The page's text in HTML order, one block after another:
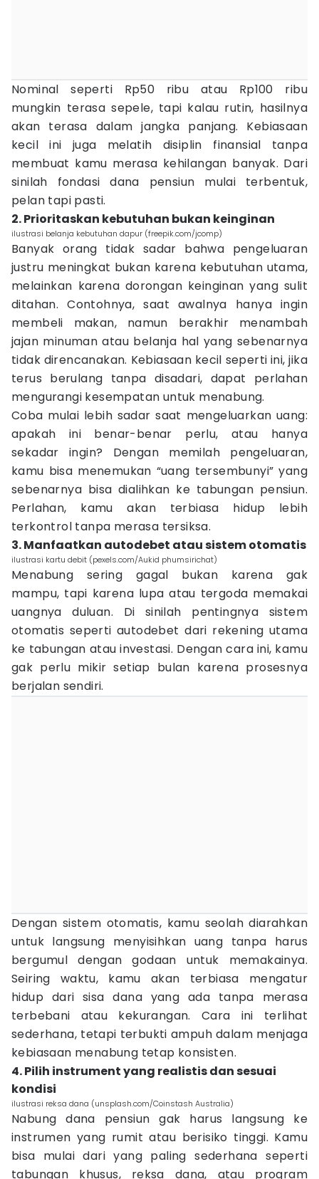
Nominal seperti Rp50 ribu atau Rp100 ribu
mungkin terasa sepele, tapi kalau rutin, hasilnya
akan terasa dalam jangka panjang. Kebiasaan
kecil ini juga melatih disiplin finansial tanpa
membuat kamu merasa kehilangan banyak. Dari
sinilah fondasi dana pensiun mulai terbentuk,
pelan tapi pasti.
2. Prioritaskan kebutuhan bukan keinginan
ilustrasi belanja kebutuhan dapur (freepik.com/jcomp)
Banyak orang tidak sadar bahwa pengeluaran
justru meningkat bukan karena kebutuhan utama,
melainkan karena dorongan keinginan yang sulit
ditahan. Contohnya, saat awalnya hanya ingin
membeli makan, namun berakhir menambah
jajan minuman atau belanja hal yang sebenarnya
tidak direncanakan. Kebiasaan kecil seperti ini, jika
terus berulang tanpa disadari, dapat perlahan
mengurangi kesempatan untuk menabung.
Coba mulai lebih sadar saat mengeluarkan uang:
apakah ini benar-benar perlu, atau hanya
sekadar ingin? Dengan memilah pengeluaran,
kamu bisa menemukan “uang tersembunyi” yang
sebenarnya bisa dialihkan ke tabungan pensiun.
Perlahan, kamu akan terbiasa hidup lebih
terkontrol tanpa merasa tersiksa.
3. Manfaatkan autodebet atau sistem otomatis
ilustrasi kartu debit (pexels.com/Aukid phumsirichat)
Menabung sering gagal bukan karena gak
mampu, tapi karena lupa atau tergoda memakai
uangnya duluan. Di sinilah pentingnya sistem
otomatis seperti autodebet dari rekening utama
ke tabungan atau investasi. Dengan cara ini, kamu
gak perlu mikir setiap bulan karena prosesnya
berjalan sendiri.
Dengan sistem otomatis, kamu seolah diarahkan
untuk langsung menyisihkan uang tanpa harus
bergumul dengan godaan untuk memakainya.
Seiring waktu, kamu akan terbiasa mengatur
hidup dari sisa dana yang ada tanpa merasa
terbebani atau kekurangan. Cara ini terlihat
sederhana, tetapi terbukti ampuh dalam menjaga
kebiasaan menabung tetap konsisten.
4. Pilih instrument yang realistis dan sesuai
kondisi
ilustrasi reksa dana (unsplash.com/Coinstash Australia)
Nabung dana pensiun gak harus langsung ke
instrumen yang rumit atau berisiko tinggi. Kamu
bisa mulai dari yang paling sederhana seperti
tabungan khusus, reksa dana, atau program